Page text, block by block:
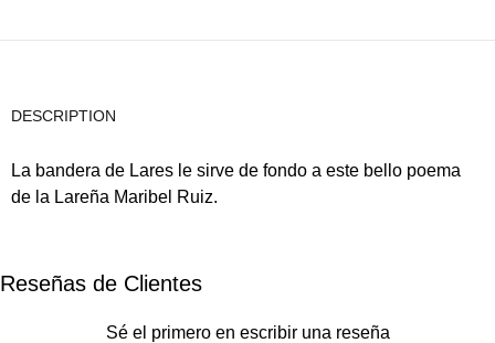
DESCRIPTION
La bandera de Lares le sirve de fondo a este bello poema
de la Lareña Maribel Ruiz.
Reseñas de Clientes
Sé el primero en escribir una reseña